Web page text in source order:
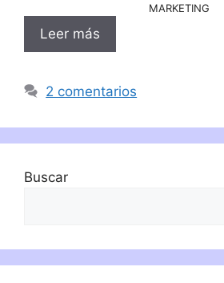
MARKETING
Leer más
2 comentarios
Buscar